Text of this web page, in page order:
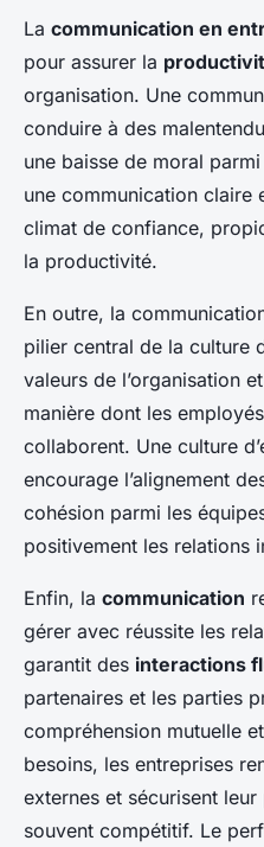
La communication en
pour assurer la
organisation. Une
conduire à des
une baisse de moral
une communication claire
climat de confiance,
la productivité.
En outre, la
pilier central de la culture
valeurs de l’organisation
manière dont les
collaborent. Une culture
encourage l’alignement
cohésion parmi les
positivement les relations
Enfin, la communication
gérer avec réussite les
garantit des interactions
partenaires et les parties
compréhension mutuelle
besoins, les entreprises
externes et sécurisent
souvent compétitif. Le